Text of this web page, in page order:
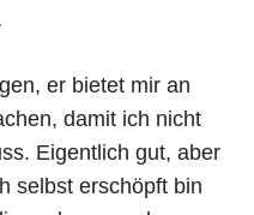
er bietet mir an
damit ich nicht
Eigentlich gut, aber
selbst erschöpft bin